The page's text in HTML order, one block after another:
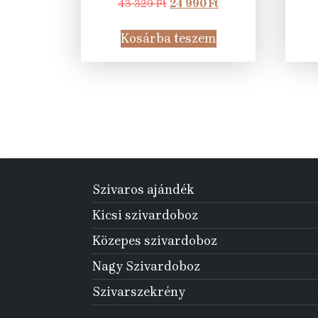
43 329Ft Original
was:
43
329 Ft.
24 990FtCurrent
990 Ft.
Kosárba teszem
Szivaros ajándék
Kicsi szivardoboz
Közepes szivardoboz
Nagy Szivardoboz
Szivarszekrény